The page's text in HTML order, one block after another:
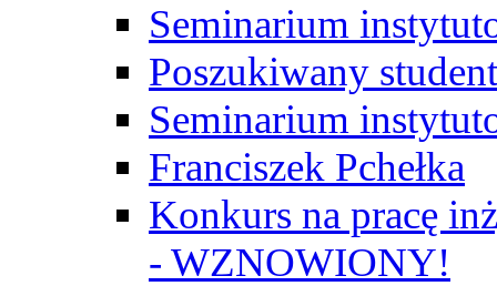
Seminarium
Poszukiwany
Seminarium
Franciszek Pchełka
Konkurs na pracę
- WZNOWIONY!